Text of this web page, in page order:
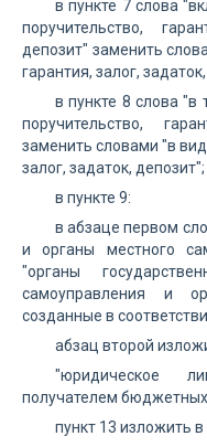
в пункте 7 слова
поручительство,
депозит" заменить
гарантия, залог,
в пункте 8 слова "в
поручительство,
заменить словами "в
залог, задаток, депозит";
в пункте 9:
в абзаце первом
и органы местного
"органы
самоуправления и
созданные в
абзац второй
"юридическое
получателем бюджетных
пункт 13 изложить